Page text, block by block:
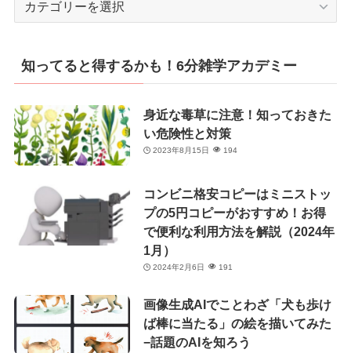
リ
ー
知ってると得するかも！6分雑学アカデミー
身近な毒草に注意！知っておきた
い危険性と対策
2023年8月15日 194
コンビニ格安コピーはミニストッ
プの5円コピーがおすすめ！お得
で便利な利用方法を解説（2024年
1月）
2024年2月6日 191
画像生成AIでことわざ「犬も歩け
ば棒に当たる」の絵を描いてみた
−話題のAIを知ろう